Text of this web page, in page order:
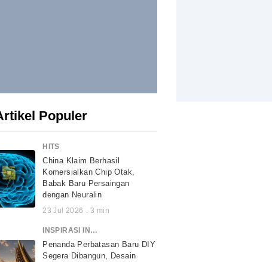
Populer
HITS
China Klaim Berhasil
Komersialkan Chip Otak,
Babak Baru Persaingan
dengan Neuralin
23 Jul 2026 . 3 min
INSPIRASI INDONESIA
Penanda Perbatasan Baru DIY
Segera Dibangun, Desain